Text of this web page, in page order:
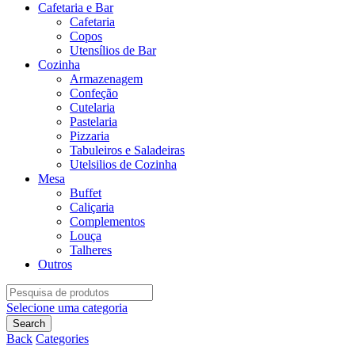
Cafetaria e Bar
Cafetaria
Copos
Utensílios de Bar
Cozinha
Armazenagem
Confeção
Cutelaria
Pastelaria
Pizzaria
Tabuleiros e Saladeiras
Utelsilios de Cozinha
Mesa
Buffet
Caliçaria
Complementos
Louça
Talheres
Outros
Search
for:
Selecione uma categoria
Search
Back Categories